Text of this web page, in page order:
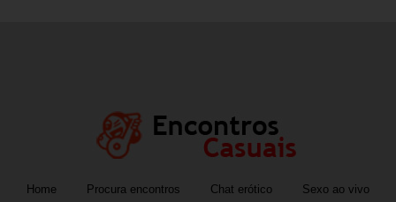
Home Procura encontros Chat erótico Sexo ao vivo